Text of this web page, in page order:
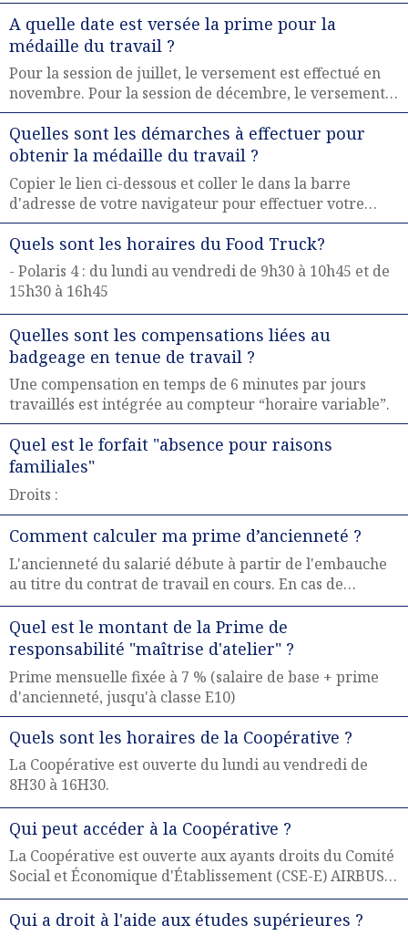
A quelle date est versée la prime pour la
médaille du travail ?
Pour la session de juillet, le versement est effectué en
novembre. Pour la session de décembre, le versement
est effectué en avril.
Quelles sont les démarches à effectuer pour
obtenir la médaille du travail ?
Copier le lien ci-dessous et coller le dans la barre
d'adresse de votre navigateur pour effectuer votre
démarche :
Quels sont les horaires du Food Truck?
- Polaris 4 : du lundi au vendredi de 9h30 à 10h45 et de
15h30 à 16h45
Quelles sont les compensations liées au
badgeage en tenue de travail ?
Une compensation en temps de 6 minutes par jours
travaillés est intégrée au compteur “horaire variable”.
Quel est le forfait "absence pour raisons
familiales"
Droits :
Comment calculer ma prime d’ancienneté ?
L'ancienneté du salarié débute à partir de l'embauche
au titre du contrat de travail en cours. En cas de
mutation concertée, l'ancienneté débute à partir de la
d'embauche dans la première société.
Quel est le montant de la Prime de
responsabilité "maîtrise d'atelier" ?
Prime mensuelle fixée à 7 % (salaire de base + prime
d'ancienneté, jusqu'à classe E10)
Quels sont les horaires de la Coopérative ?
La Coopérative est ouverte du lundi au vendredi de
8H30 à 16H30.
Qui peut accéder à la Coopérative ?
La Coopérative est ouverte aux ayants droits du Comité
Social et Économique d'Établissement (CSE-E) AIRBUS
ATLANTIC MdB et AIRBUS ATLANTIC NZ ainsique les
retraités dépendants du CSE-E.
Qui a droit à l'aide aux études supérieures ?